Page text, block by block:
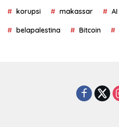
korupsi makassar AI
belapalestina Bitcoin